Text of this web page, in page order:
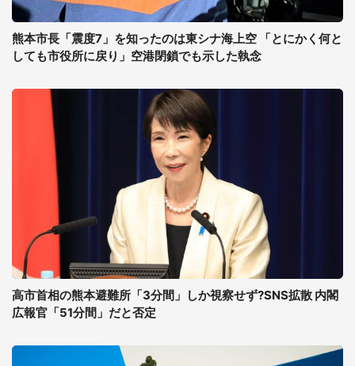
熊本市長「震度7」を知ったのは東シナ海上空 「とにかく何と
しても市役所に戻り」空港閉鎖でも示した執念
高市首相の熊本避難所「3分間」しか視察せず?SNS拡散 内閣
広報官「51分間」だと否定